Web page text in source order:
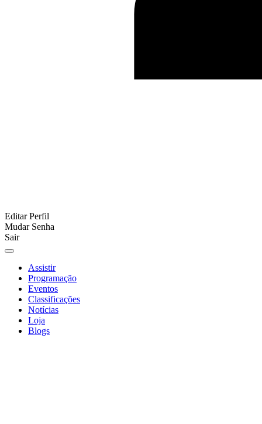
Editar Perfil
Mudar Senha
Sair
Assistir
Programação
Eventos
Classificações
Notícias
Loja
Blogs